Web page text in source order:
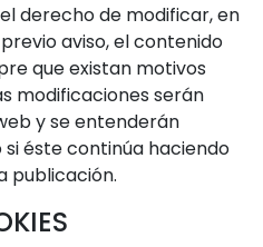
derecho de modificar, en
aviso, el contenido
que existan motivos
modificaciones serán
y se entenderán
éste continúa haciendo
publicación.